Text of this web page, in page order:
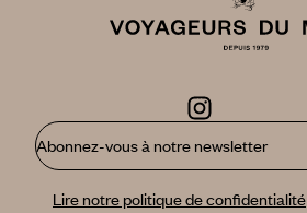
Abonnez-vous à notre newsletter
Lire notre politique de confidentialité